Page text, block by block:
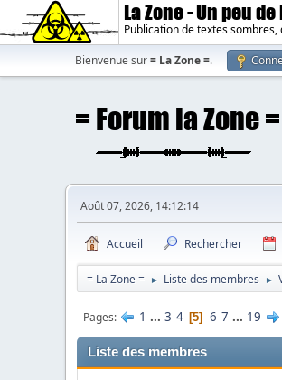
La Zone - Un peu
Publication de textes sombres,
Bienvenue sur= La Zone =.
Août 07, 2026, 14:12:14
Accueil Rechercher
= La Zone = ► Liste des membres ►
Pages 1 ... 3 4 5 6 7 ... 19
Liste des membres